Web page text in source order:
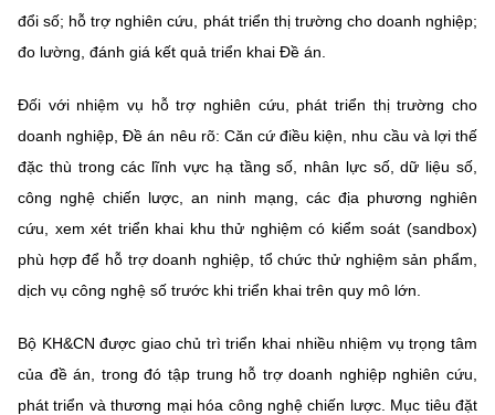
đổi số; hỗ trợ nghiên cứu, phát triển thị trường cho doanh nghiệp;
đo lường, đánh giá kết quả triển khai Đề án.
Đối với nhiệm vụ hỗ trợ nghiên cứu, phát triển thị trường cho
doanh nghiệp, Đề án nêu rõ: Căn cứ điều kiện, nhu cầu và lợi thế
đặc thù trong các lĩnh vực hạ tầng số, nhân lực số, dữ liệu số,
công nghệ chiến lược, an ninh mạng, các địa phương nghiên
cứu, xem xét triển khai khu thử nghiệm có kiểm soát (sandbox)
phù hợp để hỗ trợ doanh nghiệp, tổ chức thử nghiệm sản phẩm,
dịch vụ công nghệ số trước khi triển khai trên quy mô lớn.
Bộ KH&CN được giao chủ trì triển khai nhiều nhiệm vụ trọng tâm
của đề án, trong đó tập trung hỗ trợ doanh nghiệp nghiên cứu,
phát triển và thương mại hóa công nghệ chiến lược. Mục tiêu đặt